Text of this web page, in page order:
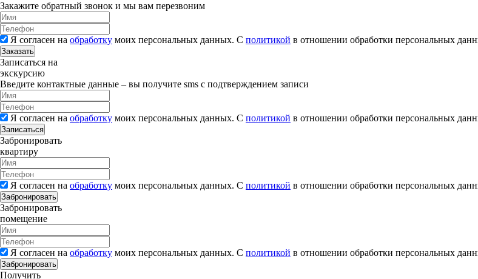
Закажите обратный звонок и мы вам перезвоним
Я согласен на обработку моих персональных данных. С политикой в отношении обработки персональных
Заказать
Записаться на
экскурсию
Введите контактные данные – вы получите sms с подтверждением записи
Я согласен на обработку моих персональных данных. С политикой в отношении обработки персональных
Записаться
Забронировать
квартиру
Я согласен на обработку моих персональных данных. С политикой в отношении обработки персональных
Забронировать
Забронировать
помещение
Я согласен на обработку моих персональных данных. С политикой в отношении обработки персональных
Забронировать
Получить